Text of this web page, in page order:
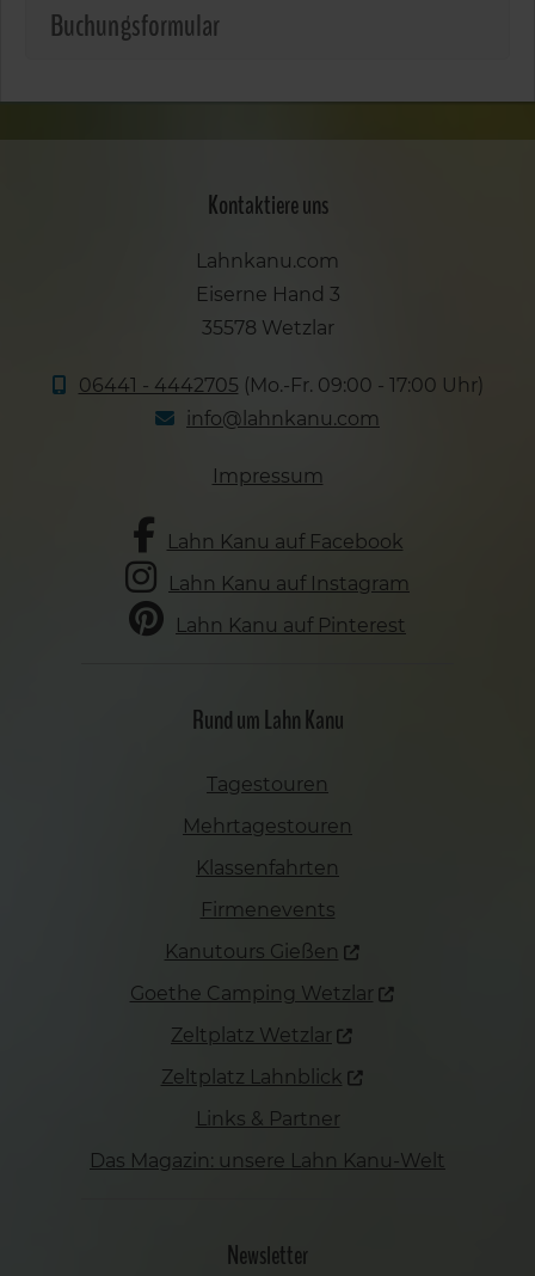
Buchungsformular
Kontaktiere uns
Lahnkanu.com
Eiserne Hand 3
35578 Wetzlar
06441 - 4442705 (Mo.-Fr. 09:00 - 17:00 Uhr)
info@lahnkanu.com
Impressum
Lahn Kanu auf Facebook
Lahn Kanu auf Instagram
Lahn Kanu auf Pinterest
Rund um Lahn Kanu
Tagestouren
Mehrtagestouren
Klassenfahrten
Firmenevents
Kanutours Gießen
Goethe Camping Wetzlar
Zeltplatz Wetzlar
Zeltplatz Lahnblick
Links & Partner
Das Magazin: unsere Lahn Kanu-Welt
Newsletter